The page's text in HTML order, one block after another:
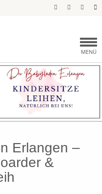
MENÜ
Erlangen –
&